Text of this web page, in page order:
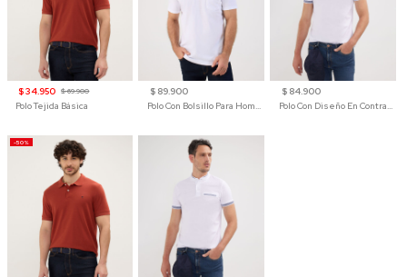
$ 34.950 $ 69.900
Polo Tejida Básica
$ 89.900
$ 84.900
-50%